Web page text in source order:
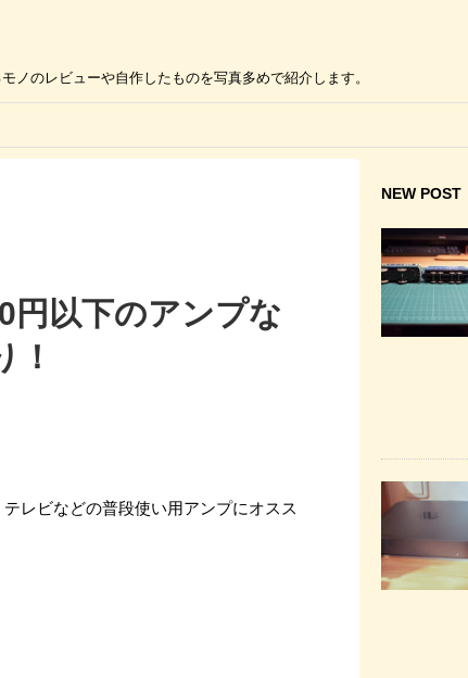
ノのレビューや自作したものを写真多めで紹介します。
円以下のアンプな
！
レビなどの普段使い用アンプにオスス
NEW POST